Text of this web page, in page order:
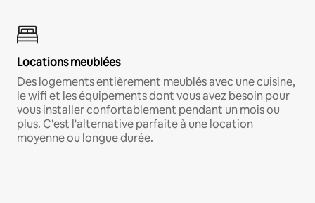
Locations meublées
Des logements entièrement meublés avec une cuisine,
le wifi et les équipements dont vous avez besoin pour
vous installer confortablement pendant un mois ou
plus. C'est l'alternative parfaite à une location
moyenne ou longue durée.